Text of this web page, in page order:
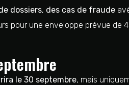
dossiers, des cas de fraude
pour une enveloppe prévue de
le 30 septembre, mais